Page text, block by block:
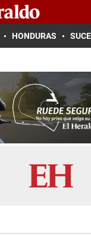
HONDURAS